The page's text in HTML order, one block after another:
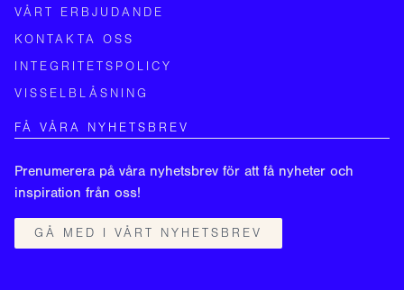
VÅRT ERBJUDANDE
KONTAKTA OSS
INTEGRITETSPOLICY
VISSELBLÅSNING
FÅ VÅRA NYHETSBREV
Prenumerera på våra nyhetsbrev för att få nyheter och
inspiration från oss!
GÅ MED I VÅRT NYHETSBREV